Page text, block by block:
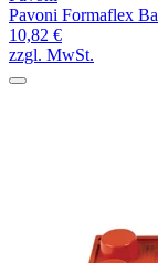
Pavoni Formaflex
10,82 €
zzgl. MwSt.